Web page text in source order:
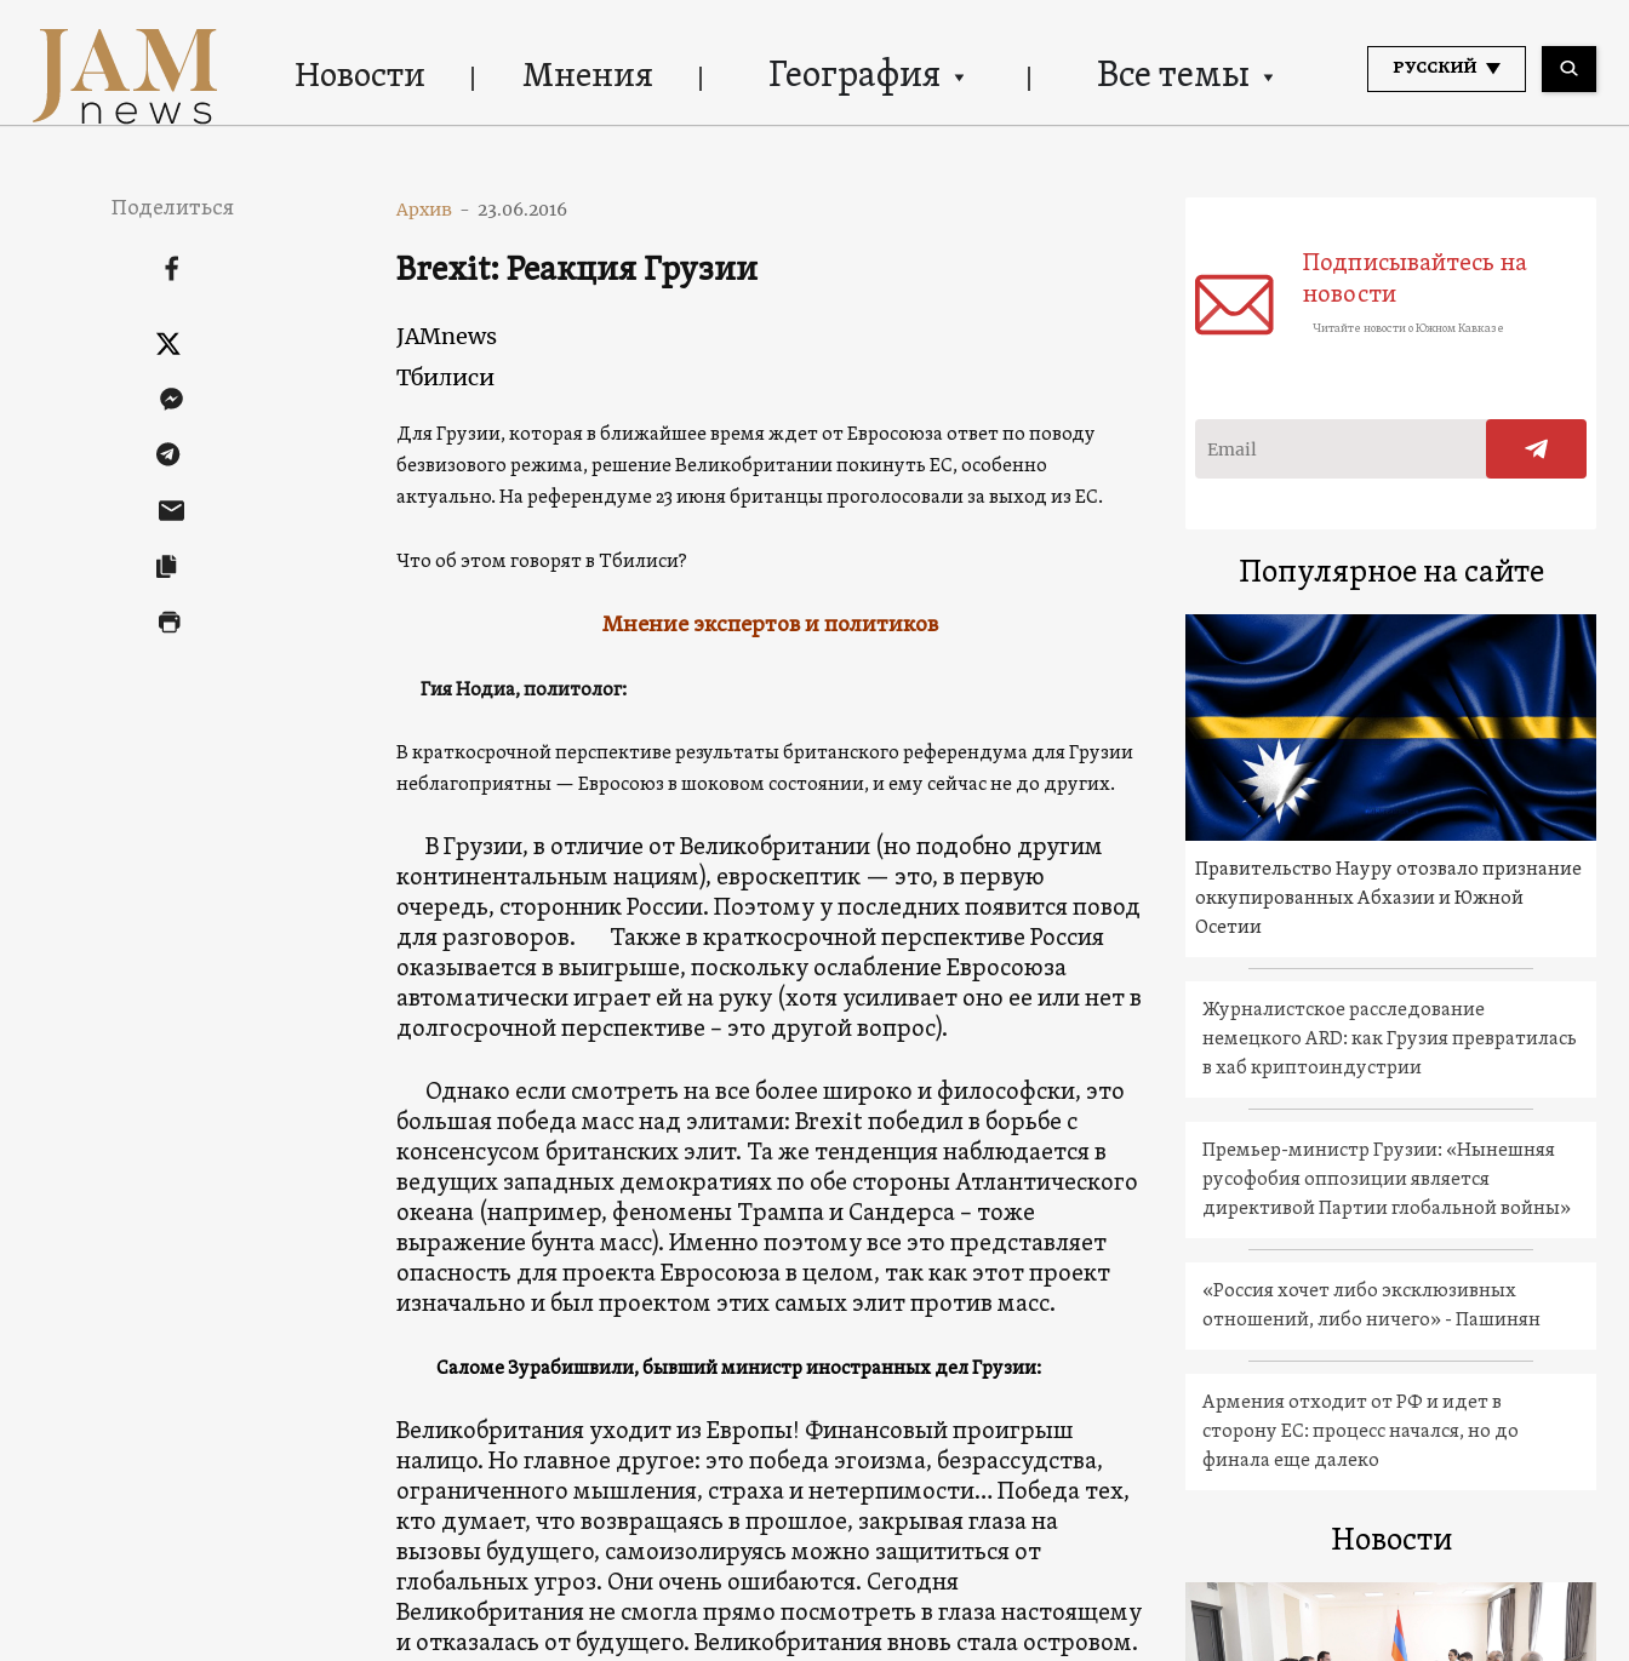
Новости Мнения География Все темы РУССКИЙ
Поделиться Архив - 23.06.2016
Brexit: Реакция Грузии
JAMnews
Тбилиси
Для Грузии, которая в ближайшее время ждет от Евросоюза ответ по поводу
безвизового режима, решение Великобритании покинуть ЕС, особенно
актуально. На референдуме 23 июня британцы проголосовали за выход из ЕС.
Что об этом говорят в Тбилиси?
Мнение экспертов и политиков
Гия Нодиа, политолог:
В краткосрочной перспективе результаты британского референдума для Грузии
неблагоприятны — Евросоюз в шоковом состоянии, и ему сейчас не до других.
В Грузии, в отличие от Великобритании (но подобно другим
континентальным нациям), евроскептик — это, в первую
очередь, сторонник России. Поэтому у последних появится повод
для разговоров. Также в краткосрочной перспективе Россия
оказывается в выигрыше, поскольку ослабление Евросоюза
автоматически играет ей на руку (хотя усиливает оно ее или нет в
долгосрочной перспективe – это другой вопрос).
Однако если смотреть на все более широко и философски, это
большая победа масс над элитами: Brexit победил в борьбе с
консенсусом британских элит. Та же тенденция наблюдается в
ведущих западных демократиях по обе стороны Атлантического
океана (например, феномены Трампа и Сандерса – тоже
выражение бунта масс). Именно поэтому все это представляет
опасность для проекта Евросоюза в целом, так как этот проект
изначально и был проектом этих самых элит против масс.
Саломе Зурабишвили, бывший министр иностранных дел Грузии:
Великобритания уходит из Европы! Финансовый проигрыш
налицо. Но главное другое: это победа эгоизма, безрассудства,
ограниченного мышления, страха и нетерпимости… Победа тех,
кто думает, что возвращаясь в прошлое, закрывая глаза на
вызовы будущего, самоизолируясь можно защититься от
глобальных угроз. Они очень ошибаются. Сегодня
Великобритания не смогла прямо посмотреть в глаза настоящему
и отказалась от будущего. Великобритания вновь стала островом.
Подписывайтесь на
новости
Читайте новости о Южном Кавказе
Популярное на сайте
Правительство Науру отозвало признание
оккупированных Абхазии и Южной
Осетии
Журналистское расследование
немецкого ARD: как Грузия превратилась
в хаб криптоиндустрии
Премьер-министр Грузии: «Нынешняя
русофобия оппозиции является
директивой Партии глобальной войны»
«Россия хочет либо эксклюзивных
отношений, либо ничего» - Пашинян
Армения отходит от РФ и идет в
сторону ЕС: процесс начался, но до
финала еще далеко
Новости